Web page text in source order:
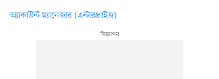
অ্যাকাউন্ট ম্যানেজার (এন্টারপ্রাইজ)